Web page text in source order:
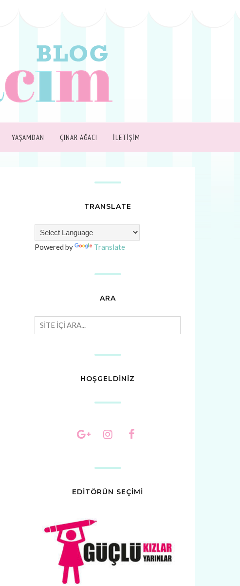
YAŞAMDAN ÇINAR AĞACI İLETİŞİM
TRANSLATE
Powered by Translate
ARA
HOŞGELDİNİZ
EDİTÖRÜN SEÇİMİ